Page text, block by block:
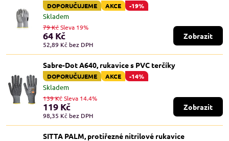
DOPORUČUJEME AKCE -19%
Skladem
64 Kč
52,89 Kč bez DPH
79 KčSleva 19%
Zobrazit
Sabre-Dot A640, rukavice s PVC terčíky
DOPORUČUJEME AKCE -14%
Skladem
119 Kč
98,35 Kč bez DPH
139 KčSleva 14.4%
Zobrazit
SITTA PALM, protiřezné nitrilové rukavice